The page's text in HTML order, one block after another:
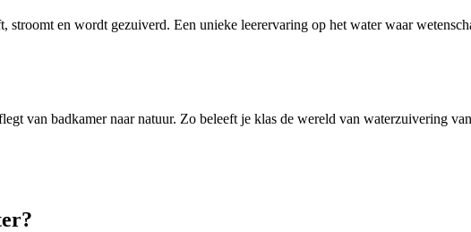
stroomt en wordt gezuiverd. Een unieke leerervaring op het water waar
van badkamer naar natuur. Zo beleeft je klas de wereld van waterzuivering